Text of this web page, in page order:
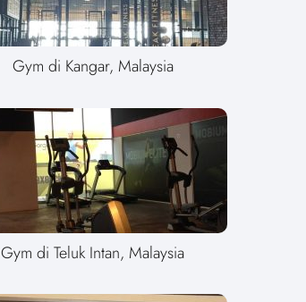
Gym di Kangar, Malaysia
Gym di Teluk Intan, Malaysia